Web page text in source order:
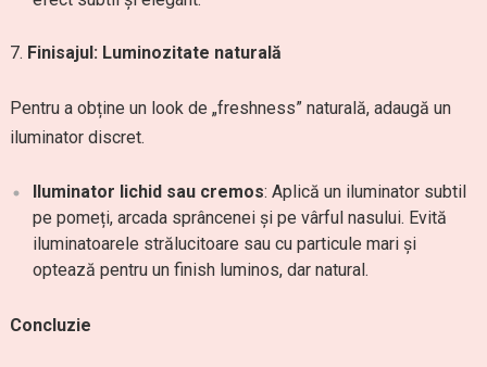
Finisajul: Luminozitate naturală
Pentru a obține un look de „freshness” naturală, adaugă un
iluminator discret.
Iluminator lichid sau cremos: Aplică un iluminator subtil
pe pomeți, arcada sprâncenei și pe vârful nasului. Evită
iluminatoarele strălucitoare sau cu particule mari și
optează pentru un finish luminos, dar natural.
Concluzie